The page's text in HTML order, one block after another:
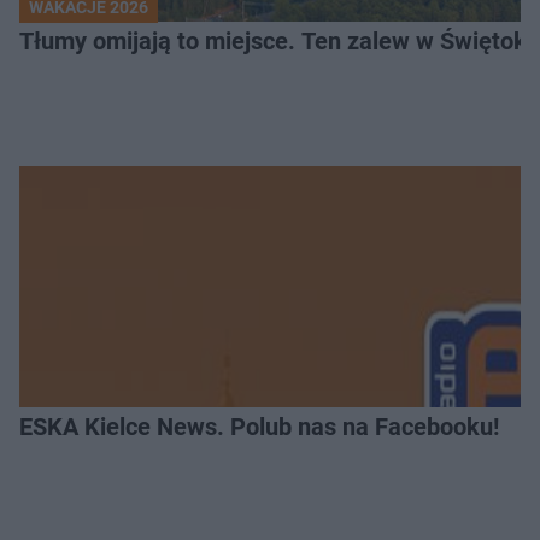
WAKACJE 2026
Tłumy omijają to miejsce. Ten zalew w
ESKA Kielce News. Polub nas na Facebooku!